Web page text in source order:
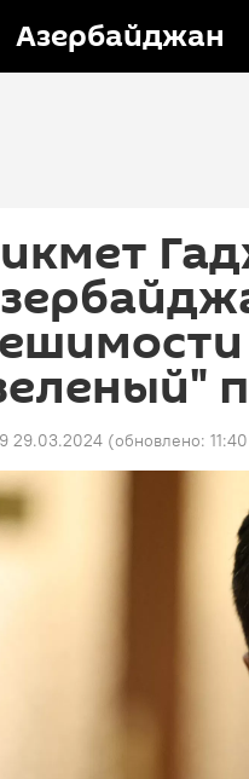
Азербайджан
29.03.2024 (обновлено: